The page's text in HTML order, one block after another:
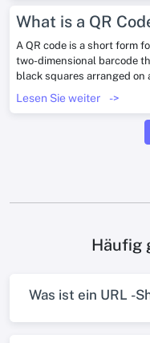
What is a QR
A QR code is a short form
two-dimensional barcode
black squares arranged on
Lesen Sie weiter ->
Häufig
Was ist ein URL -